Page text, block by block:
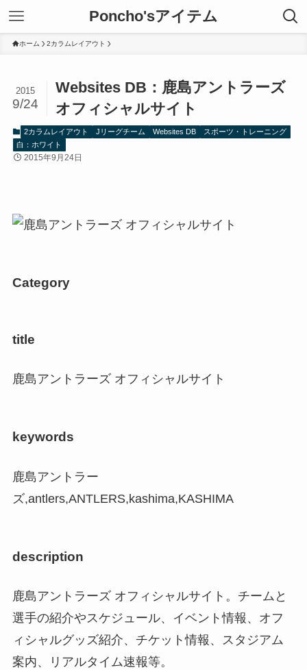
Poncho'sアイテム
ホーム 2カラムレイアウト
Websites DB：鹿島アントラーズ
オフィシャルサイト
2015
9/24
2カラムレイアウト Jリーグチーム Websites DB
スポーツ・トレーニング
白：ホワイト
2015年9月24日
Category
title
鹿島アントラーズ オフィシャルサイト
keywords
鹿島アントラー
ズ,antlers,ANTLERS,kashima,KASHIMA
description
鹿島アントラーズ オフィシャルサイト。チームと
選手の紹介やスケジュール、イベント情報、オフ
ィシャルグッズ紹介、チケット情報、スタジアム
案内、リアルタイム速報等。